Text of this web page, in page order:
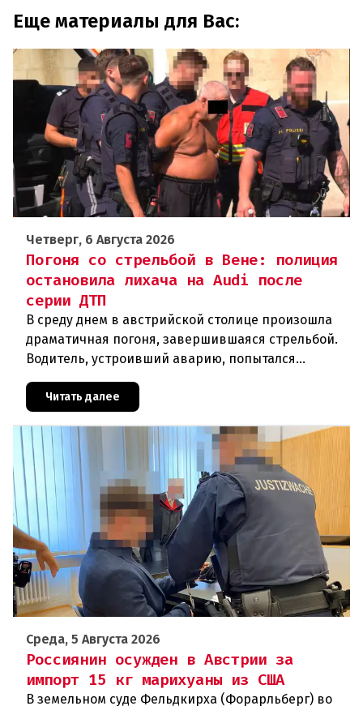
Еще материалы для Вас:
Четверг, 6 Августа 2026
Погоня со стрельбой в Вене: полиция
остановила лихача на Audi после
серии ДТП
В среду днем в австрийской столице произошла
драматичная погоня, завершившаяся стрельбой.
Водитель, устроивший аварию, попытался
скрыться от полиции, спровоцировав несколько
новых столкновений.Что слу
Читать далее
Среда, 5 Августа 2026
Россиянин осужден в Австрии за
импорт 15 кг марихуаны из США
В земельном суде Фельдкирха (Форарльберг) во